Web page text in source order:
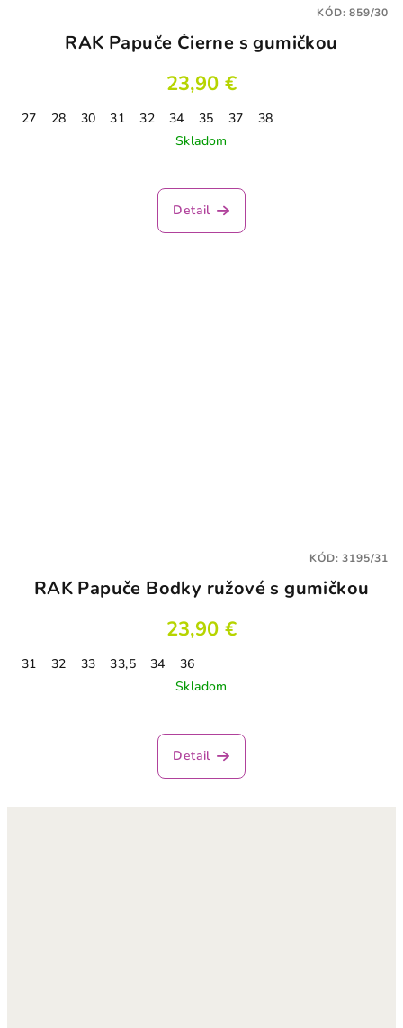
RAK Papuče Čierne s gumičkou
23,90 €
27 28 30 31 32 34 35 37
38
Skladom
Detail
KÓD:859/30
RAK Papuče Bodky ružové s gumičkou
23,90 €
31 32 33 33,5 34
36
Skladom
Detail
KÓD:3195/31